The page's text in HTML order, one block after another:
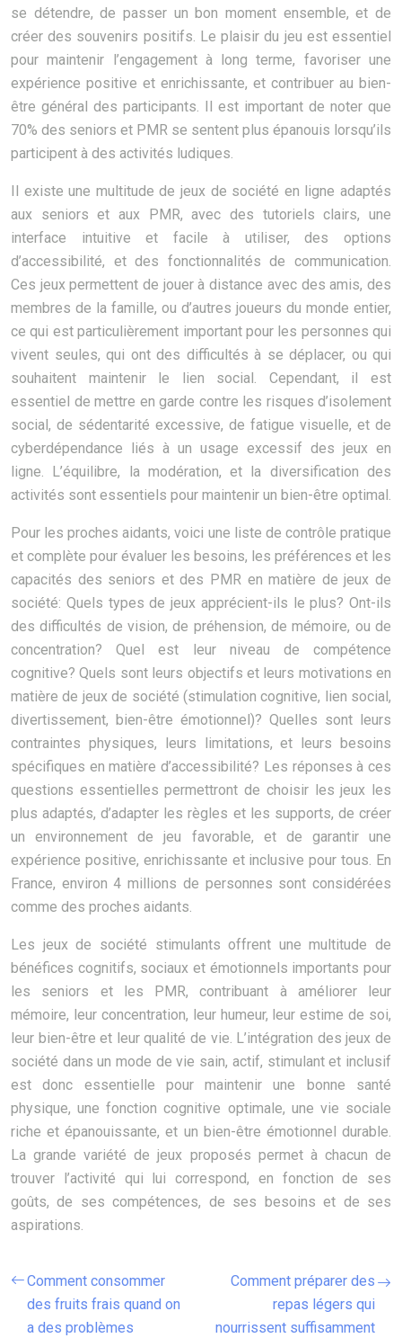
se détendre, de passer un bon moment ensemble, et de
créer des souvenirs positifs. Le plaisir du jeu est essentiel
pour maintenir l’engagement à long terme, favoriser une
expérience positive et enrichissante, et contribuer au bien-
être général des participants. Il est important de noter que
70% des seniors et PMR se sentent plus épanouis lorsqu’ils
participent à des activités ludiques.
Il existe une multitude de jeux de société en ligne adaptés
aux seniors et aux PMR, avec des tutoriels clairs, une
interface intuitive et facile à utiliser, des options
d’accessibilité, et des fonctionnalités de communication.
Ces jeux permettent de jouer à distance avec des amis, des
membres de la famille, ou d’autres joueurs du monde entier,
ce qui est particulièrement important pour les personnes qui
vivent seules, qui ont des difficultés à se déplacer, ou qui
souhaitent maintenir le lien social. Cependant, il est
essentiel de mettre en garde contre les risques d’isolement
social, de sédentarité excessive, de fatigue visuelle, et de
cyberdépendance liés à un usage excessif des jeux en
ligne. L’équilibre, la modération, et la diversification des
activités sont essentiels pour maintenir un bien-être optimal.
Pour les proches aidants, voici une liste de contrôle pratique
et complète pour évaluer les besoins, les préférences et les
capacités des seniors et des PMR en matière de jeux de
société: Quels types de jeux apprécient-ils le plus? Ont-ils
des difficultés de vision, de préhension, de mémoire, ou de
concentration? Quel est leur niveau de compétence
cognitive? Quels sont leurs objectifs et leurs motivations en
matière de jeux de société (stimulation cognitive, lien social,
divertissement, bien-être émotionnel)? Quelles sont leurs
contraintes physiques, leurs limitations, et leurs besoins
spécifiques en matière d’accessibilité? Les réponses à ces
questions essentielles permettront de choisir les jeux les
plus adaptés, d’adapter les règles et les supports, de créer
un environnement de jeu favorable, et de garantir une
expérience positive, enrichissante et inclusive pour tous. En
France, environ 4 millions de personnes sont considérées
comme des proches aidants.
Les jeux de société stimulants offrent une multitude de
bénéfices cognitifs, sociaux et émotionnels importants pour
les seniors et les PMR, contribuant à améliorer leur
mémoire, leur concentration, leur humeur, leur estime de soi,
leur bien-être et leur qualité de vie. L’intégration des jeux de
société dans un mode de vie sain, actif, stimulant et inclusif
est donc essentielle pour maintenir une bonne santé
physique, une fonction cognitive optimale, une vie sociale
riche et épanouissante, et un bien-être émotionnel durable.
La grande variété de jeux proposés permet à chacun de
trouver l’activité qui lui correspond, en fonction de ses
goûts, de ses compétences, de ses besoins et de ses
aspirations.
Comment consommer
des fruits frais quand on
a des problèmes
Comment préparer des
repas légers qui
nourrissent suffisamment